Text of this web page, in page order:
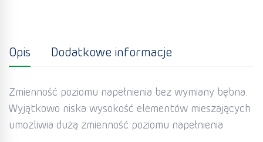
Opis Dodatkowe informacje
Zmienność poziomu napełnienia bez wymiany bębna.
Wyjątkowo niska wysokość elementów mieszających
umożliwia dużą zmienność poziomu napełnienia